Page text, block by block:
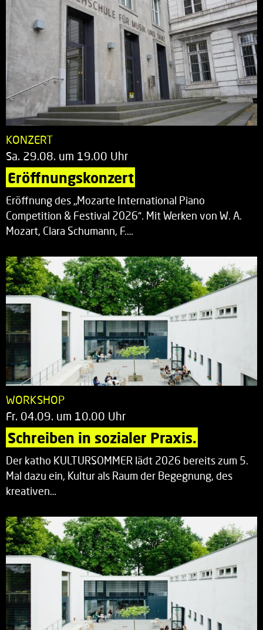
KONZERT
Sa. 29.08. um 19.00 Uhr
Eröffnungskonzert
Eröffnung des „Mozarte International Piano
Competition & Festival 2026“. Mit Werken von W. A.
Mozart, Clara Schumann, F.…
WORKSHOP
Fr. 04.09. um 10.00 Uhr
Schreiben in sozialer Praxis.
Der katho KULTURSOMMER lädt 2026 bereits zum 5.
Mal dazu ein, Kultur als Raum der Begegnung, des
kreativen…